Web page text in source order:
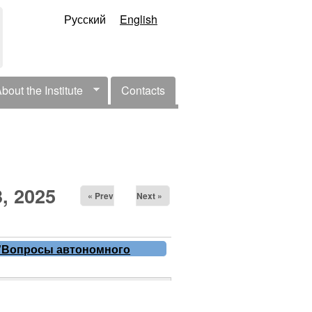
Русский English
the Institute Contacts
2025 « Prev Next »
автономного